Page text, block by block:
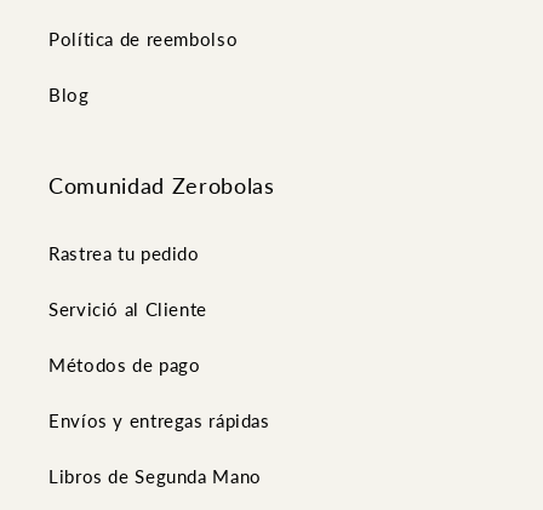
Política de reembolso
Blog
Comunidad Zerobolas
Rastrea tu pedido
Servició al Cliente
Métodos de pago
Envíos y entregas rápidas
Libros de Segunda Mano